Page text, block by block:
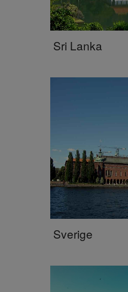
Sri Lanka
Sverige